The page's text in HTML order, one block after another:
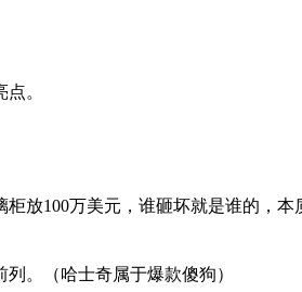
。
放100万美元，谁砸坏就是谁的，本
。（哈士奇属于爆款傻狗）